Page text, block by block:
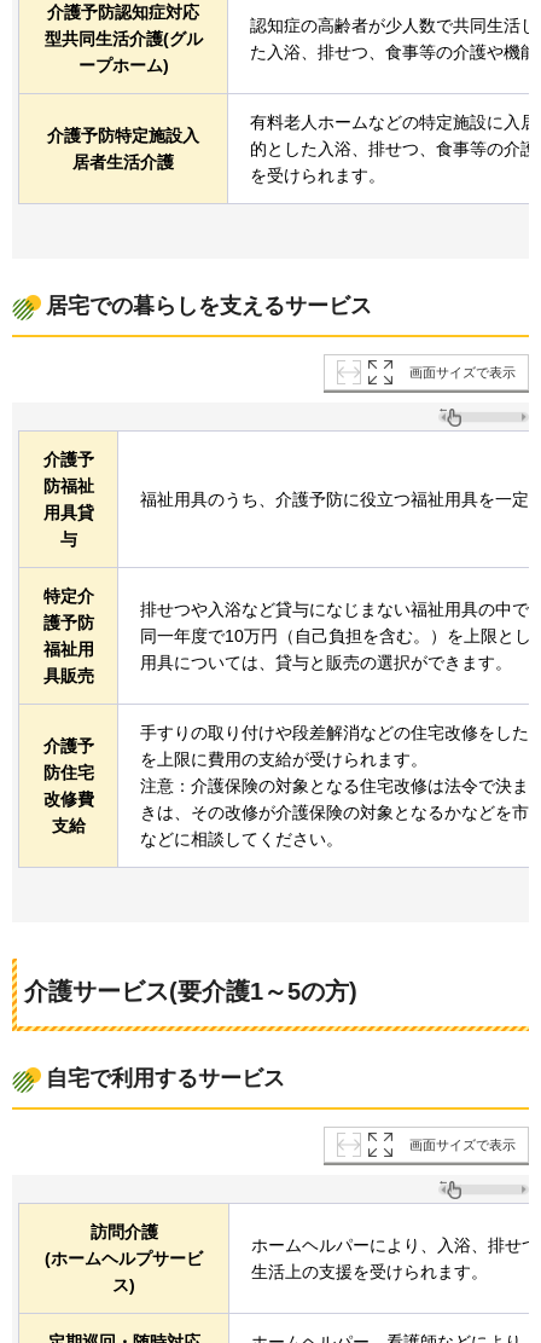
介護予防認知症対応
型共同生活介護(グル
ープホーム)
認知症の高齢者が少人数で共同生活
た入浴、排せつ、食事等の介護や機
介護予防特定施設入
居者生活介護
有料老人ホームなどの特定施設に入
的とした入浴、排せつ、食事等の介
を受けられます。
居宅での暮らしを支えるサービス
画面サイズで表示
介護予
防福祉
用具貸
与
福祉用具のうち、介護予防に役立つ福祉用具を一定
特定介
護予防
福祉用
具販売
排せつや入浴など貸与になじまない福祉用具の中で
同一年度で10万円（自己負担を含む。）を上限とし
用具については、貸与と販売の選択ができます。
介護予
防住宅
改修費
支給
手すりの取り付けや段差解消などの住宅改修をした
を上限に費用の支給が受けられます。
注意：介護保険の対象となる住宅改修は法令で決ま
きは、その改修が介護保険の対象となるかなどを市
などに相談してください。
介護サービス(要介護1～5の方)
自宅で利用するサービス
画面サイズで表示
訪問介護
(ホームヘルプサービ
ス)
ホームヘルパーにより、入浴、排せ
生活上の支援を受けられます。